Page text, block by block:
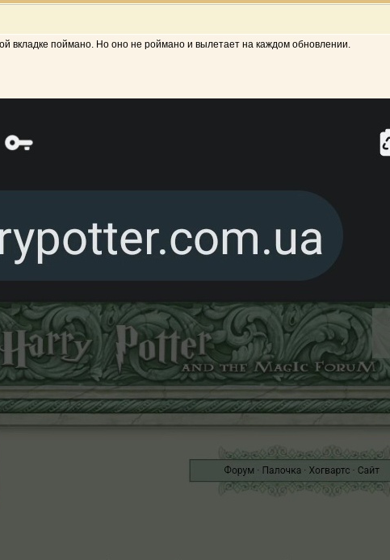
вкладке поймано. Но оно не роймано и вылетает на каждом обновлении.